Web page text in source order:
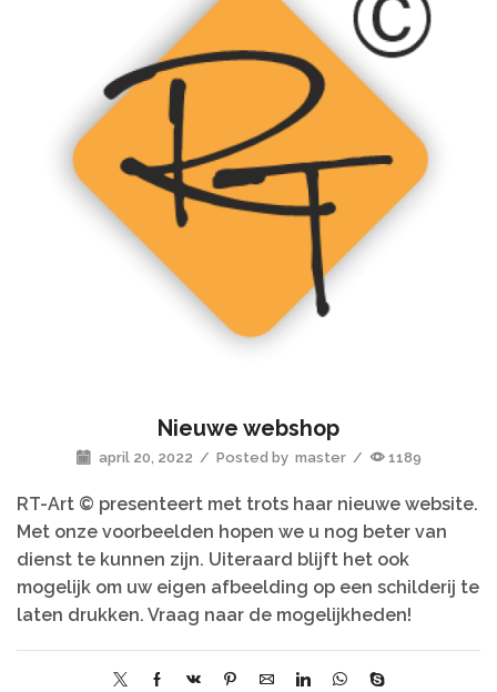
Nieuwe webshop
april 20, 2022 / Posted by master / 1189
RT-Art © presenteert met trots haar nieuwe website.
Met onze voorbeelden hopen we u nog beter van
dienst te kunnen zijn. Uiteraard blijft het ook
mogelijk om uw eigen afbeelding op een schilderij te
laten drukken. Vraag naar de mogelijkheden!